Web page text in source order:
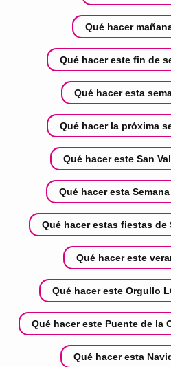
Qué hacer
Qué hacer este fin de
Qué hacer esta
Qué hacer la próxima
Qué hacer este San
Qué hacer esta
Qué hacer estas fiestas de
Qué hacer este
Qué hacer este Orgullo
Qué hacer este Puente de la
Qué hacer esta